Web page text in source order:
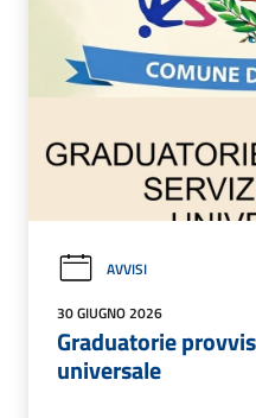
AVVISI
30 GIUGNO 2026
Graduatorie
universale